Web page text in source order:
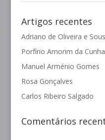
Artigos recentes
Adriano de Oliveira e
Porfírio Amorim da Cunha
Manuel Arménio Gomes
Rosa Gonçalves
Carlos Ribeiro Salgado
Comentários